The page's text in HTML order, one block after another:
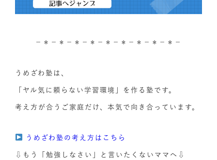
－＊－＊－＊－＊－＊－＊－＊－＊－＊－
うめざわ塾は、
「ヤル気に頼らない学習環境」を作る塾です。
考え方が合うご家庭だけ、本気で向き合っています。
うめざわ塾の考え方はこちら
⇩もう「勉強しなさい」と言いたくないママへ⇩